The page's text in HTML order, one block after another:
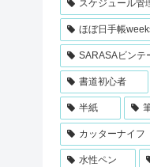
スケジュール管
ほぼ日手帳
SARASAビンテ
書道初心者
半紙
カッターナイフ
水性ペン